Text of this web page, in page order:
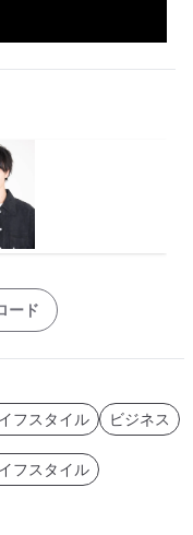
ード
フスタイル ビジネス
フスタイル